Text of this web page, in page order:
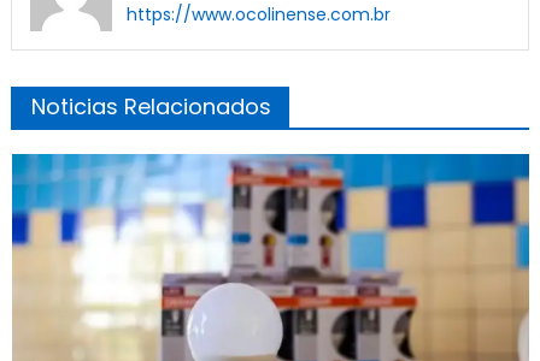
https://www.ocolinense.com.br
Noticias Relacionados